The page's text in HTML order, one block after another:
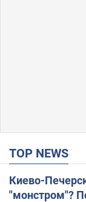
TOP NEWS
Киево-
"монстром"?